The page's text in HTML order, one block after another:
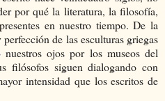
por qué la literatura, la filosofía,
en nuestro tiempo. De la
de las esculturas griegas
ojos por los museos del
filósofos siguen dialogando con
intensidad que los escritos de